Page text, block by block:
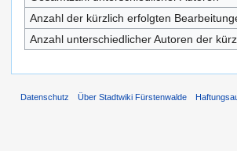
Anzahl der kürzlich erfolgten
Anzahl unterschiedlicher Autoren der
Datenschutz Über Stadtwiki Fürstenwalde